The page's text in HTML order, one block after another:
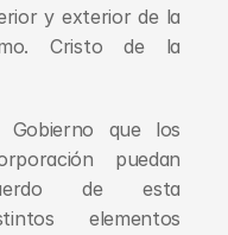
y exterior de la
Cristo de la
que los
puedan
de esta
elementos